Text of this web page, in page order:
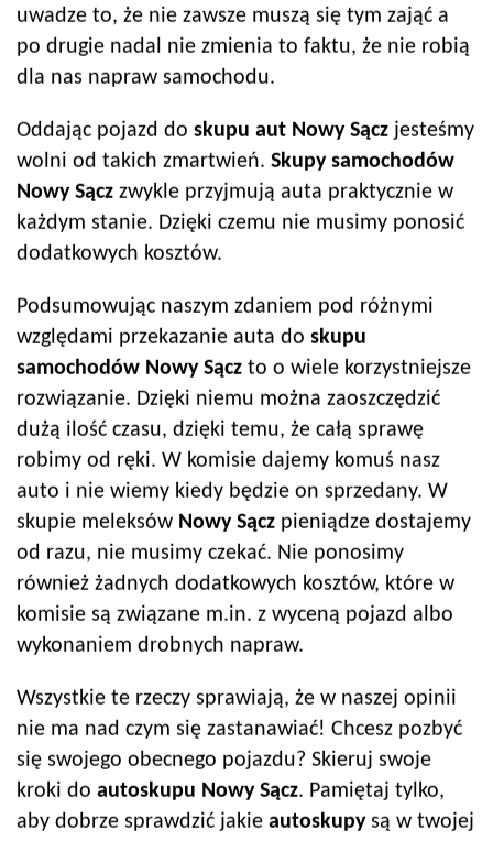
uwadze to, że nie zawsze muszą się tym zająć a
po drugie nadal nie zmienia to faktu, że nie robią
dla nas napraw samochodu.
Oddając pojazd do skupu aut Nowy Sącz jesteśmy
wolni od takich zmartwień. Skupy samochodów
Nowy Sącz zwykle przyjmują auta praktycznie w
każdym stanie. Dzięki czemu nie musimy ponosić
dodatkowych kosztów.
Podsumowując naszym zdaniem pod różnymi
względami przekazanie auta do skupu
samochodów Nowy Sącz to o wiele korzystniejsze
rozwiązanie. Dzięki niemu można zaoszczędzić
dużą ilość czasu, dzięki temu, że całą sprawę
robimy od ręki. W komisie dajemy komuś nasz
auto i nie wiemy kiedy będzie on sprzedany. W
skupie meleksów Nowy Sącz pieniądze dostajemy
od razu, nie musimy czekać. Nie ponosimy
również żadnych dodatkowych kosztów, które w
komisie są związane m.in. z wyceną pojazd albo
wykonaniem drobnych napraw.
Wszystkie te rzeczy sprawiają, że w naszej opinii
nie ma nad czym się zastanawiać! Chcesz pozbyć
się swojego obecnego pojazdu? Skieruj swoje
kroki do autoskupu Nowy Sącz. Pamiętaj tylko,
aby dobrze sprawdzić jakie autoskupysą w twojej